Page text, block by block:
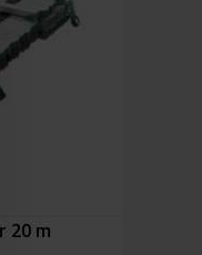
20 m